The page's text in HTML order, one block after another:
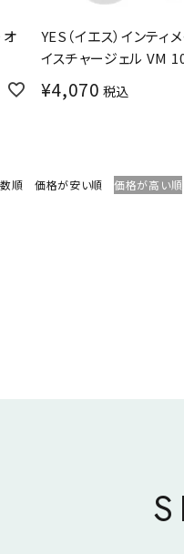
オ
YES（イエス）インティ
イスチャージェル VM
¥4,070 税込
順 価格が安い順 価格が高い順